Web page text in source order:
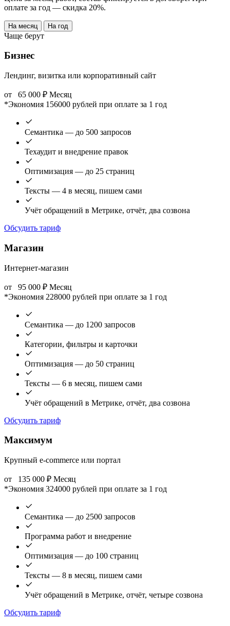
оплате за год — скидка 20%.
На месяц На год
Чаще берут
Бизнес
Лендинг, визитка или корпоративный сайт
от 65 000 ₽ Месяц
*Экономия 156000 рублей при оплате за 1 год
Семантика — до 500 запросов
Техаудит и внедрение правок
Оптимизация — до 25 страниц
Тексты — 4 в месяц, пишем сами
Учёт обращений в Метрике, отчёт, два созвона
Обсудить тариф
Магазин
Интернет-магазин
от 95 000 ₽ Месяц
*Экономия 228000 рублей при оплате за 1 год
Семантика — до 1200 запросов
Категории, фильтры и карточки
Оптимизация — до 50 страниц
Тексты — 6 в месяц, пишем сами
Учёт обращений в Метрике, отчёт, два созвона
Обсудить тариф
Максимум
Крупный e-commerce или портал
от 135 000 ₽ Месяц
*Экономия 324000 рублей при оплате за 1 год
Семантика — до 2500 запросов
Программа работ и внедрение
Оптимизация — до 100 страниц
Тексты — 8 в месяц, пишем сами
Учёт обращений в Метрике, отчёт, четыре созвона
Обсудить тариф